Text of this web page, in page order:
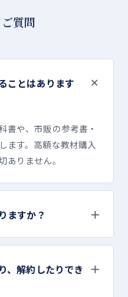
質問
ことはあります
＋
書や、市販の参考書・
ます。高額な教材購入
ありません。
ますか？ ＋
、解約したりでき
＋